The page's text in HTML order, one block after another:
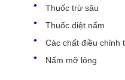
Thuốc trừ sâu
Thuốc diệt nấm
Các chất điều chỉnh
Nấm mỡ lỏng